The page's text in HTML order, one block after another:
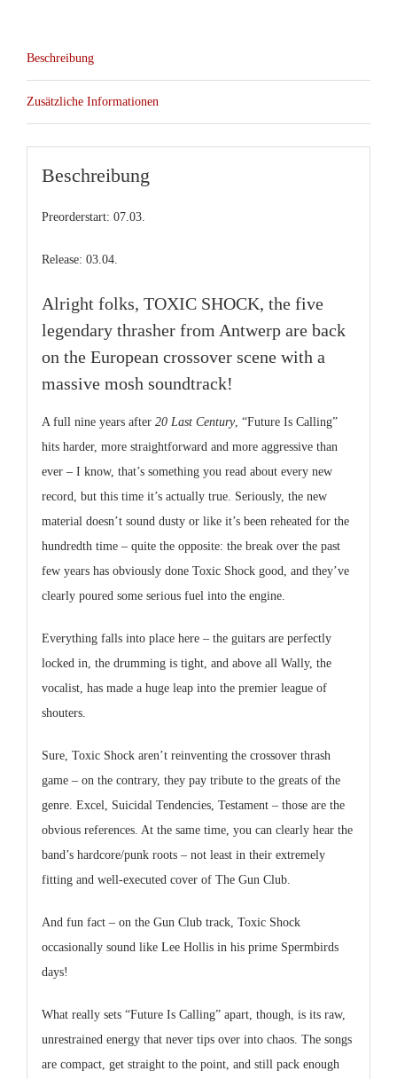
Beschreibung
Zusätzliche Informationen
Beschreibung
Preorderstart: 07.03.
Release: 03.04.
Alright folks, TOXIC SHOCK, the five
legendary thrasher from Antwerp are back
on the European crossover scene with a
massive mosh soundtrack!
A full nine years after 20 Last Century, “Future Is Calling”
hits harder, more straightforward and more aggressive than
ever – I know, that’s something you read about every new
record, but this time it’s actually true. Seriously, the new
material doesn’t sound dusty or like it’s been reheated for the
hundredth time – quite the opposite: the break over the past
few years has obviously done Toxic Shockgood, and they’ve
clearly poured some serious fuel into the engine.
Everything falls into place here – the guitars are perfectly
locked in, the drumming is tight, and above all Wally, the
vocalist, has made a huge leap into the premier league of
shouters.
Sure, Toxic Shockaren’t reinventing the crossover thrash
game – on the contrary, they pay tribute to the greats of the
genre. Excel, Suicidal Tendencies, Testament – those are the
obvious references. At the same time, you can clearly hear the
band’s hardcore/punk roots – not least in their extremely
fitting and well-executed cover of The Gun Club.
And fun fact – on the Gun Club track, Toxic Shock
occasionally sound like Lee Hollis in his prime Spermbirds
days!
What really sets “Future Is Calling” apart, though, is its raw,
unrestrained energy that never tips over into chaos. The songs
are compact, get straight to the point, and still pack enough